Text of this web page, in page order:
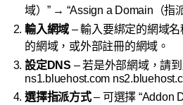
域）” → “Assign a Domain（指
輸入網域 – 輸入要綁定的網域
的網域，或外部註冊的網域。
設定DNS – 若是外部網域，請
ns1.bluehost.com
選擇指派方式– 可選擇 “Addon